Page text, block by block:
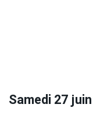
Samedi 27 juin